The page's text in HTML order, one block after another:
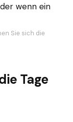
wenn ein
Sie sich die
Tage